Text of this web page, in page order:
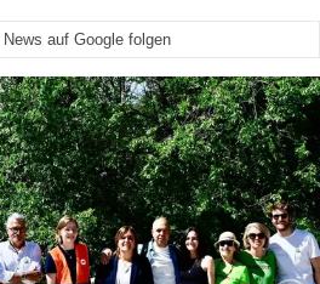
auf Google folgen